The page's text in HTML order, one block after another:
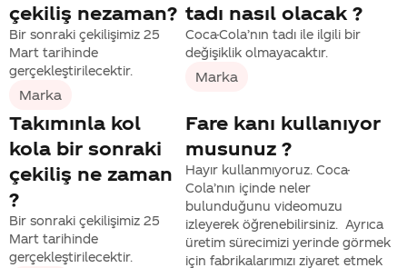
çekiliş nezaman?
Bir sonraki çekilişimiz 25
Mart tarihinde
gerçekleştirilecektir.
Marka
tadı nasıl olacak ?
Coca-Cola’nın tadı ile ilgili bir
değişiklik olmayacaktır.
Marka
Takımınla kol
kola bir sonraki
çekiliş ne zaman
?
Bir sonraki çekilişimiz 25
Mart tarihinde
gerçekleştirilecektir.
Fare kanı kullanıyor
musunuz ?
Hayır kullanmıyoruz. Coca-
Cola’nın içinde neler
bulunduğunu videomuzu
izleyerek öğrenebilirsiniz. Ayrıca
üretim sürecimizi yerinde görmek
için fabrikalarımızı ziyaret etmek